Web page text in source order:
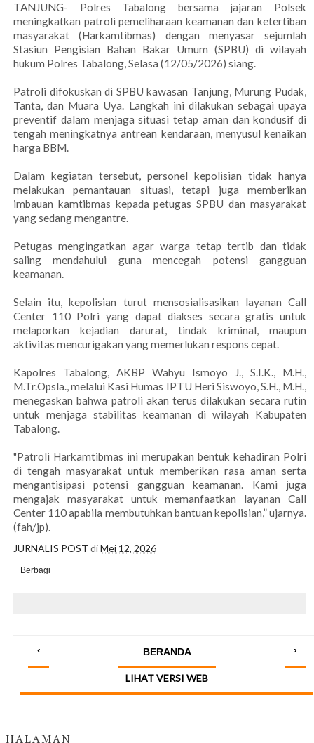
TANJUNG- Polres Tabalong bersama jajaran Polsek
meningkatkan patroli pemeliharaan keamanan dan ketertiban
masyarakat (Harkamtibmas) dengan menyasar sejumlah
Stasiun Pengisian Bahan Bakar Umum (SPBU) di wilayah
hukum Polres Tabalong, Selasa (12/05/2026) siang.
Patroli difokuskan di SPBU kawasan Tanjung, Murung Pudak,
Tanta, dan Muara Uya. Langkah ini dilakukan sebagai upaya
preventif dalam menjaga situasi tetap aman dan kondusif di
tengah meningkatnya antrean kendaraan, menyusul kenaikan
harga BBM.
Dalam kegiatan tersebut, personel kepolisian tidak hanya
melakukan pemantauan situasi, tetapi juga memberikan
imbauan kamtibmas kepada petugas SPBU dan masyarakat
yang sedang mengantre.
Petugas mengingatkan agar warga tetap tertib dan tidak
saling mendahului guna mencegah potensi gangguan
keamanan.
Selain itu, kepolisian turut mensosialisasikan layanan Call
Center 110 Polri yang dapat diakses secara gratis untuk
melaporkan kejadian darurat, tindak kriminal, maupun
aktivitas mencurigakan yang memerlukan respons cepat.
Kapolres Tabalong, AKBP Wahyu Ismoyo J., S.I.K., M.H.,
M.Tr.Opsla., melalui Kasi Humas IPTU Heri Siswoyo, S.H., M.H.,
menegaskan bahwa patroli akan terus dilakukan secara rutin
untuk menjaga stabilitas keamanan di wilayah Kabupaten
Tabalong.
"Patroli Harkamtibmas ini merupakan bentuk kehadiran Polri
di tengah masyarakat untuk memberikan rasa aman serta
mengantisipasi potensi gangguan keamanan. Kami juga
mengajak masyarakat untuk memanfaatkan layanan Call
Center 110 apabila membutuhkan bantuan kepolisian,” ujarnya.
(fah/jp).
JURNALIS POST diMei 12, 2026
Berbagi
‹ ›
BERANDA
LIHAT VERSI WEB
HALAMAN